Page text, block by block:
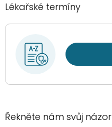
Lékařské termíny
Řekněte nám svůj názor